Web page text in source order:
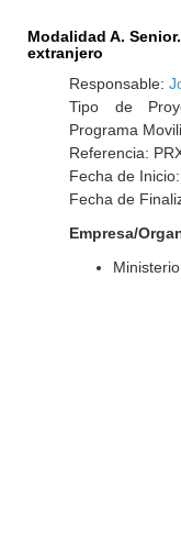
Modalidad A.
extranjero
Responsable:
Tipo de
Programa
Referencia:
Fecha de
Fecha de
Empresa/